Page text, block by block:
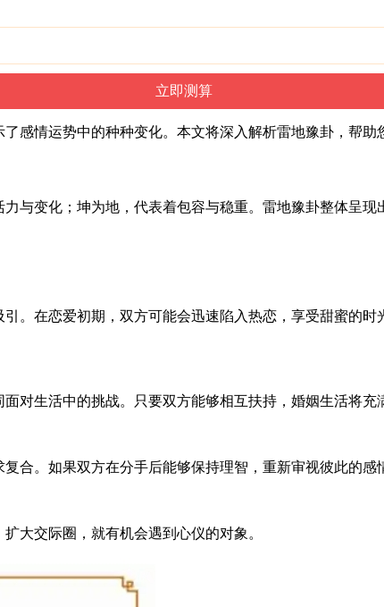
感情运势中的种种变化。本文将深入解析雷地豫卦，帮
与变化；坤为地，代表着包容与稳重。雷地豫卦整体呈
。在恋爱初期，双方可能会迅速陷入热恋，享受甜蜜的
对生活中的挑战。只要双方能够相互扶持，婚姻生活将充
合。如果双方在分手后能够保持理智，重新审视彼此的
大交际圈，就有机会遇到心仪的对象。